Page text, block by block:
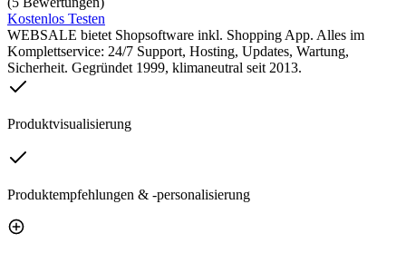
Kostenlos Testen
WEBSALE bietet Shopsoftware inkl. Shopping App. Alles im
Komplettservice: 24/7 Support, Hosting, Updates, Wartung,
Sicherheit. Gegründet 1999, klimaneutral seit 2013.
Produktvisualisierung
Produktempfehlungen & -personalisierung